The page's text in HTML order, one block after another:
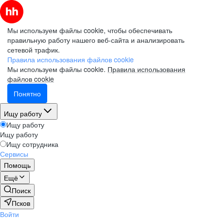
Мы используем файлы cookie, чтобы обеспечивать
правильную работу нашего веб-сайта и анализировать
сетевой трафик.
Правила использования файлов cookie
Мы используем файлы cookie. Правила использования
файлов cookie
Понятно
Ищу работу
Ищу работу
Ищу работу
Ищу сотрудника
Сервисы
Помощь
Ещё
Поиск
Псков
Войти